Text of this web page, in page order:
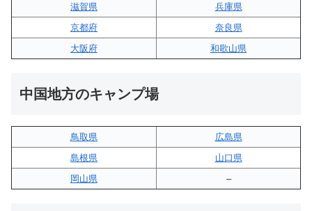
滋賀県
兵庫県
京都府
奈良県
大阪府
和歌山県
中国地方のキャンプ場
鳥取県
広島県
島根県
山口県
岡山県
–